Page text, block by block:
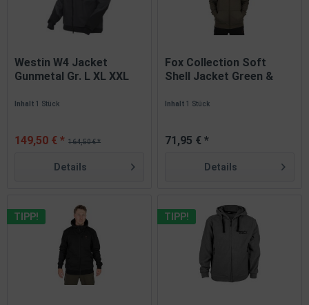
Westin W4 Jacket
Gunmetal Gr. L XL XXL
Inhalt1 Stück
164,50 € *
149,50 € *
Details
Fox Collection Soft
Shell Jacket Green &
Inhalt1 Stück
71,95 € *
Details
TIPP! TIPP!